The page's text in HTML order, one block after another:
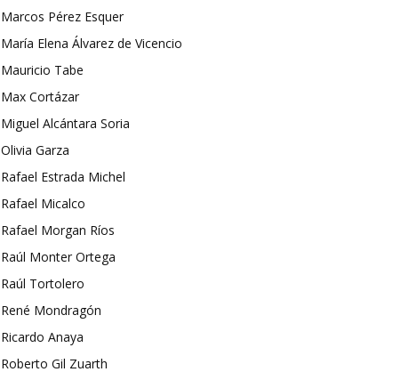
Marcos Pérez Esquer
María Elena Álvarez de Vicencio
Mauricio Tabe
Max Cortázar
Miguel Alcántara Soria
Olivia Garza
Rafael Estrada Michel
Rafael Micalco
Rafael Morgan Ríos
Raúl Monter Ortega
Raúl Tortolero
René Mondragón
Ricardo Anaya
Roberto Gil Zuarth